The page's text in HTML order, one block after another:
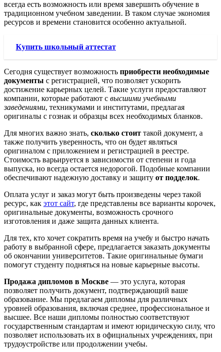
всегда есть возможность или время завершить обучение в
традиционном учебном заведении. В таком случае экономия
ресурсов и времени становится особенно актуальной.
Купить школьный аттестат
Сегодня существует возможность приобрести необходимые
документы с регистрацией, что позволяет ускорить
достижение карьерных целей. Такие услуги предоставляют
компании, которые работают с высшими учебными
заведениями, техникумами и институтами, предлагая
оригиналы с гознак и образцы всех необходимых бланков.
Для многих важно знать, сколько стоит такой документ, а
также получить уверенность, что он будет являться
оригиналом с приложением и регистрацией в реестре.
Стоимость варьируется в зависимости от степени и года
выпуска, но всегда остается недорогой. Подобные компании
обеспечивают надежную доставку и защиту от подделок.
Оплата услуг и заказ могут быть произведены через такой
ресурс, как этот сайт, где представлены все варианты корочек,
оригинальные документы, возможность срочного
изготовления и даже защита данных клиента.
Для тех, кто хочет сократить время на учебу и быстро начать
работу в выбранной сфере, предлагается заказать документы
об окончании университетов. Такие оригинальные бумаги
помогут студенту подняться на новые карьерные высоты.
Продажа дипломов в Москве — это услуга, которая
позволяет получить документ, подтверждающий ваше
образование. Мы предлагаем дипломы для различных
уровней образования, включая среднее, профессиональное и
высшее. Все наши дипломы полностью соответствуют
государственным стандартам и имеют юридическую силу, что
позволяет использовать их в официальных учреждениях, при
трудоустройстве или продолжении учебы.